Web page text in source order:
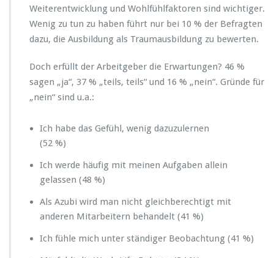
Weiterentwicklung und Wohlfühlfaktoren sind wichtiger.
Wenig zu tun zu haben führt nur bei 10 % der Befragten
dazu, die Ausbildung als Traumausbildung zu bewerten.
Doch erfüllt der Arbeitgeber die Erwartungen? 46 %
sagen „ja“, 37 % „teils, teils“ und 16 % „nein“. Gründe für
„nein“ sind u.a.:
Ich habe das Gefühl, wenig dazuzulernen
(52 %)
Ich werde häufig mit meinen Aufgaben allein
gelassen (48 %)
Als Azubi wird man nicht gleichberechtigt mit
anderen Mitarbeitern behandelt (41 %)
Ich fühle mich unter ständiger Beobachtung (41 %)